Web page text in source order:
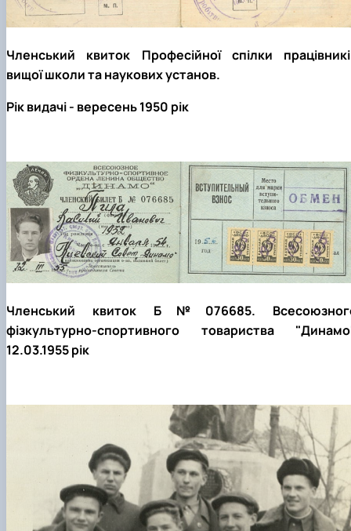
Членський квиток Професійної спілки
вищої школи та наукових установ.
Рік видачі - вересень 1950 рік
Членський квиток Б№076685.
фізкультурно-спортивного товариства
12.03.1955 рік